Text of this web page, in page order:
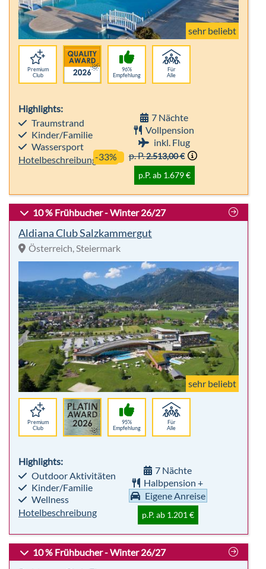
Highlights:
Traumstrand
Kinder/Familie
Wassersport
Hotelbeschreibung
7 Nächte
Vollpension
inkl. Flug
-33%
p. P.
2.513,00 €
p.P. ab 1.679 €
10 % Frühbucher - Winter 26/27
Aldiana Club Salzkammergut
Österreich, Steiermark
sehr beliebt
Premium
Club
95%
Empfehlung
Für
Alle
Highlights:
Outdoor Aktivitäten
Kinder/Familie
Wellness
Hotelbeschreibung
7 Nächte
Halbpension +
Eigene Anreise
p.P. ab 1.201 €
10 % Frühbucher - Winter 26/27
Robinson Club Fleesensee
Mecklenburg-Vorpommern